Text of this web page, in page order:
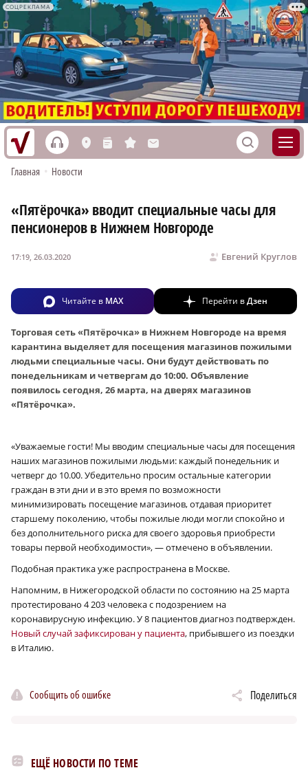
СОЦРЕКЛАМА
h L n s M S
Главная • Новости
«Пятёрочка» вводит специальные часы для
пенсионеров в Нижнем Новгороде
Евгений Круглов
17:19, 26.03.2020
Читайте в MAX Перейти вДзен
Торговая сеть «Пятёрочка» в Нижнем Новгороде на время
карантина выделяет для посещения магазинов пожилыми
людьми специальные часы. Они будут действовать по
понедельникам и четвергам до 10:00. Объявление
появилось сегодня, 26 марта, на дверях магазинов
«Пятёрочка».
«Уважаемые гости! Мы вводим специальные часы для посещения
наших магазинов пожилыми людьми: каждый понедельник и
четверг до 10.00. Убедительно просим остальные категории
граждан в эти дни и в это время по возможности
минимизировать посещение магазинов, отдавая приоритет
старшему поколению, чтобы пожилые люди могли спокойно и
без дополнительного риска для своего здоровья приобрести
товары первой необходимости», — отмечено в объявлении.
Подобная практика уже распространена в Москве.
Напомним, в Нижегородской области по состоянию на 25 марта
протестировано 4 203 человека с подозрением на
коронавирусную инфекцию. У 8 пациентов диагноз подтвержден.
Новый случай зафиксирован у пациента, прибывшего из поездки
в Италию.
Сообщить об ошибке Поделиться
ЕЩЁ НОВОСТИ ПО ТЕМЕ